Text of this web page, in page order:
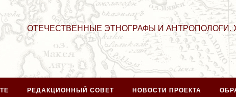
ОТЕЧЕСТВЕННЫЕ ЭТНОГРАФЫ И АНТРОПОЛОГИ.
РЕДАКЦИОННЫЙ СОВЕТ НОВОСТИ ПРОЕКТА